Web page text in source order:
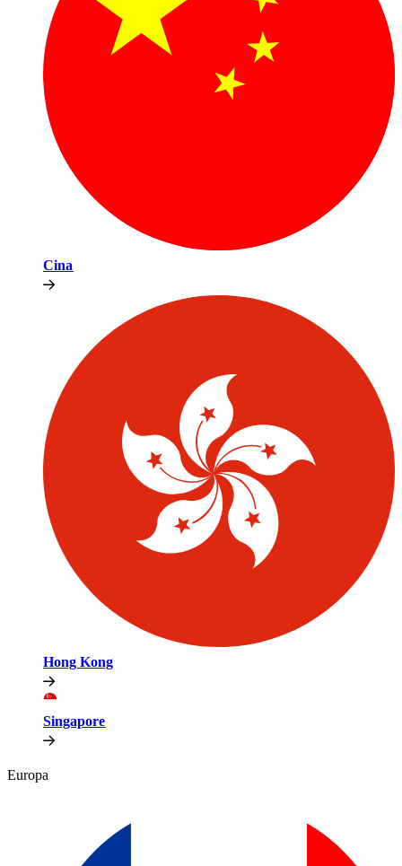
Cina​​
Hong Kong​​
Singapore​​
Europa​​